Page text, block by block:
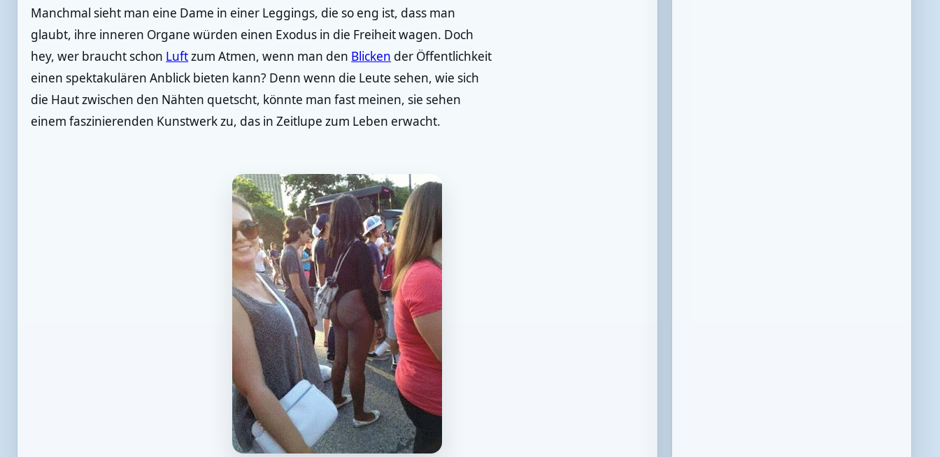
Manchmal sieht man eine Dame in einer Leggings, die so eng ist, dass man
glaubt, ihre inneren Organe würden einen Exodus in die Freiheit wagen. Doch
hey, wer braucht schon Luftzum Atmen, wenn man den Blicken der Öffentlichkeit
einen spektakulären Anblick bieten kann? Denn wenn die Leute sehen, wie sich
die Haut zwischen den Nähten quetscht, könnte man fast meinen, sie sehen
einem faszinierenden Kunstwerk zu, das in Zeitlupe zum Leben erwacht.